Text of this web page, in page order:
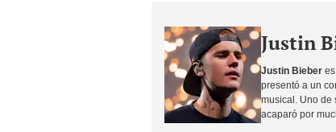
Justin
Justin Bieber
presentó a un
musical. Uno de
acaparó por